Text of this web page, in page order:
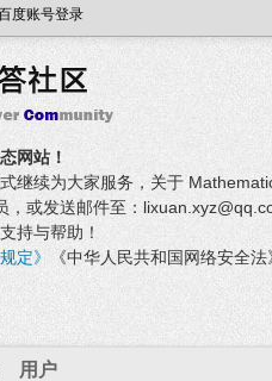
度账号登录
网站！
继续为大家服务，关于
，或发送邮件至：
持与帮助！
定》 《中华人民共和国网络安全
用户